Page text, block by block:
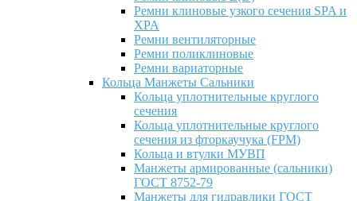
Ремни клиновые узкого сечения SPA и
XPA
Ремни вентиляторные
Ремни поликлиновые
Ремни вариаторные
Кольца Манжеты Сальники
Кольца уплотнительные круглого
сечения
Кольца уплотнительные круглого
сечения из фторкаучука (FPM)
Кольца и втулки МУВП
Манжеты армированные (сальники)
ГОСТ 8752-79
Манжеты для гидравлики ГОСТ